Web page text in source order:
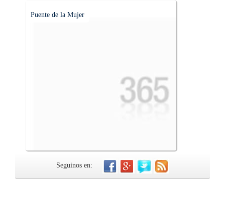
Puente de la Mujer
Seguinos en: